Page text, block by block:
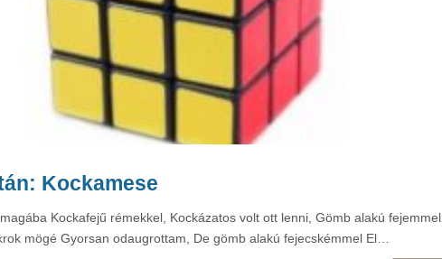
Kockamese
Kockafejű rémekkel, Kockázatos volt ott lenni, Gömb alakú fejemmel.
mögé Gyorsan odaugrottam, De gömb alakú fejecskémmel El…